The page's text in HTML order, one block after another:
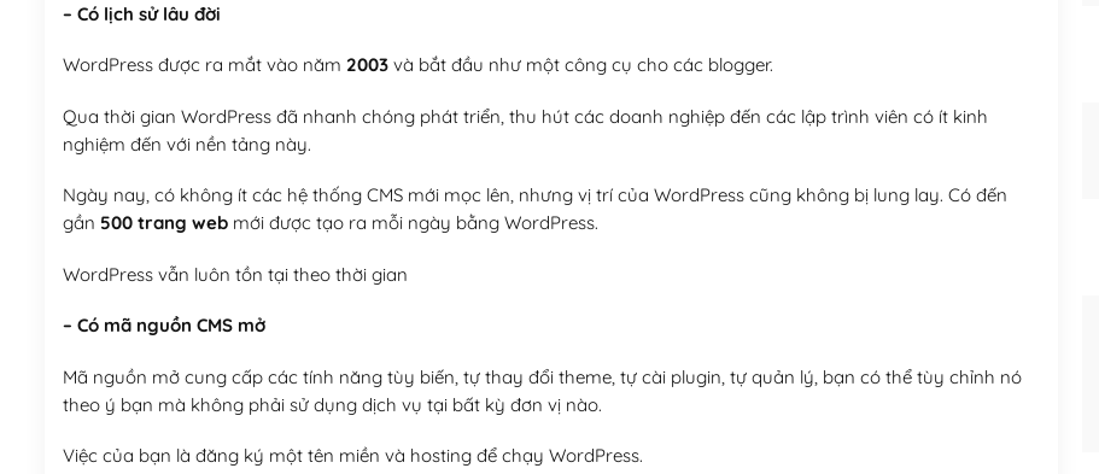
– Có lịch sử lâu đời
WordPress được ra mắt vào năm 2003và bắt đầu như một công cụ cho các blogger.
Qua thời gian WordPress đã nhanh chóng phát triển, thu hút các doanh nghiệp đến các lập trình viên có ít kinh
nghiệm đến với nền tảng này.
Ngày nay, có không ít các hệ thống CMS mới mọc lên, nhưng vị trí của WordPress cũng không bị lung lay. Có đến
gần 500 trang webmới được tạo ra mỗi ngày bằng WordPress.
WordPress vẫn luôn tồn tại theo thời gian
– Có mã nguồn CMS mở
Mã nguồn mở cung cấp các tính năng tùy biến, tự thay đổi theme, tự cài plugin, tự quản lý, bạn có thể tùy chỉnh nó
theo ý bạn mà không phải sử dụng dịch vụ tại bất kỳ đơn vị nào.
Việc của bạn là đăng ký một tên miền và hosting để chạy WordPress.